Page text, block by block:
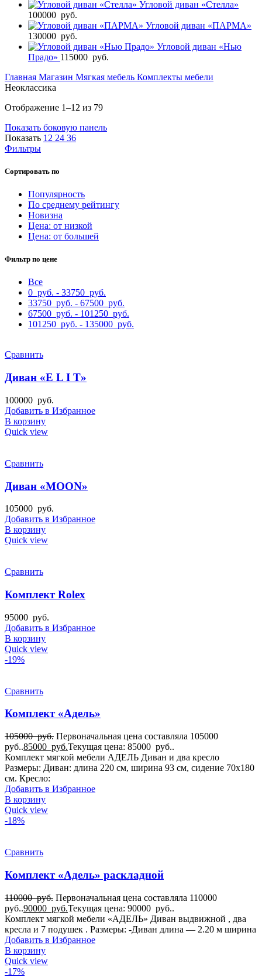
Угловой диван «Стелла»
100000 руб.
Угловой диван «ПАРМА»
130000 руб.
Угловой диван «Нью
Прадо» 115000 руб.
Главная Магазин Мягкая мебель Комплекты мебели
Неоклассика
Отображение 1–12 из 79
Показать боковую панель
Показать 12 24 36
Фильтры
Сортировать по
Популярность
По среднему рейтингу
Новизна
Цена: от низкой
Цена: от большей
Фильтр по цене
Все
0 руб. - 33750 руб.
33750 руб. - 67500 руб.
67500 руб. - 101250 руб.
101250 руб. - 135000 руб.
Сравнить
Диван «E L I T»
100000 руб.
Добавить в Избранное
В корзину
Quick view
Сравнить
Диван «MOON»
105000 руб.
Добавить в Избранное
В корзину
Quick view
Сравнить
Комплект Rolex
95000 руб.
Добавить в Избранное
В корзину
Quick view
-19%
Сравнить
Комплект «Адель»
105000руб. Первоначальная цена составляла 105000
руб..85000 руб.Текущая цена: 85000 руб..
Комплект мягкой мебели АДЕЛЬ Диван и два кресло
Размеры: Диван: длина 220 см, ширина 93 см, сидение 70х180
см. Кресло:
Добавить в Избранное
В корзину
Quick view
-18%
Сравнить
Комплект «Адель» раскладной
110000руб. Первоначальная цена составляла 110000
руб..90000 руб.Текущая цена: 90000 руб..
Комплект мягкой мебели «АДЕЛЬ» Диван выдвижной , два
кресла и 7 подушек . Размеры: -Диван длина — 2.20 м ширина
Добавить в Избранное
В корзину
Quick view
-17%